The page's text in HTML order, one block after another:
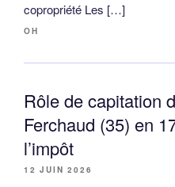
copropriété Les […]
OH
Rôle de capitation
Ferchaud (35) en
l’impôt
12 JUIN 2026